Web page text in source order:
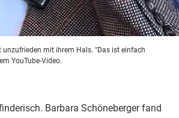
unzufrieden mit ihrem Hals. "Das ist einfach
YouTube-Video.
Barbara Schöneberger fand